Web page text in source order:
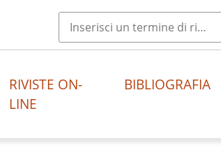
RIVISTE ON-
LINE
BIBLIOGRAFIA